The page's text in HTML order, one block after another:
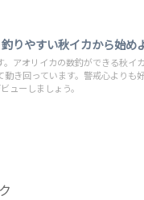
りやすい秋イカから始め
アオリイカの数釣ができる秋イ
き回っています。警戒心よりも
ューしましょう。